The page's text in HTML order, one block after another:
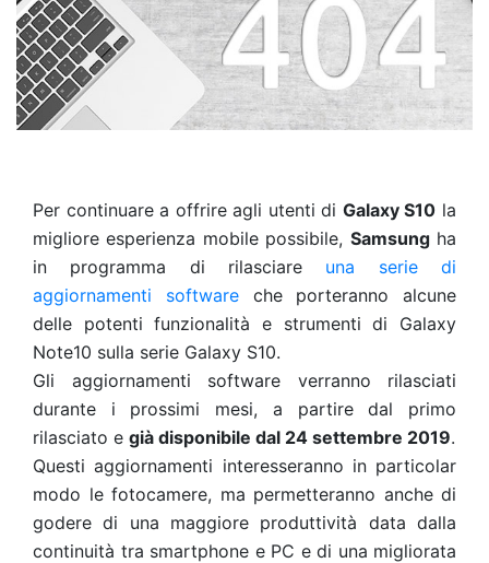
Per continuare a offrire agli utenti di Galaxy S10 la
migliore esperienza mobile possibile, Samsungha
in programma di rilasciare una serie di
aggiornamenti softwareche porteranno alcune
delle potenti funzionalità e strumenti di Galaxy
Note10 sulla serie Galaxy S10.
Gli aggiornamenti software verranno rilasciati
durante i prossimi mesi, a partire dal primo
rilasciato e già disponibile dal 24 settembre 2019.
Questi aggiornamenti interesseranno in particolar
modo le fotocamere, ma permetteranno anche di
godere di una maggiore produttività data dalla
continuità tra smartphone e PC e di una migliorata